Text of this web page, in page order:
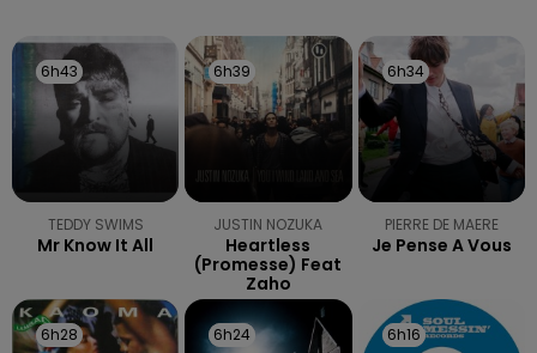
6h43
6h43
TEDDY SWIMS
Mr Know It All
6h39
6h39
JUSTIN NOZUKA
Heartless
(promesse) Feat
Zaho
6h34
6h34
PIERRE DE MAERE
Je Pense A Vous
6h28
6h28 6h24
6h24 6h16
6h16